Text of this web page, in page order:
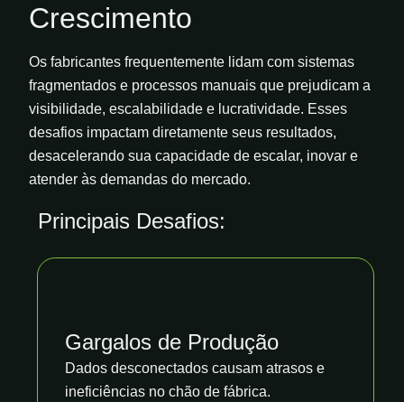
Crescimento
Os fabricantes frequentemente lidam com sistemas
fragmentados e processos manuais que prejudicam a
visibilidade, escalabilidade e lucratividade. Esses
desafios impactam diretamente seus resultados,
desacelerando sua capacidade de escalar, inovar e
atender às demandas do mercado.
Principais Desafios:
Gargalos de Produção
Dados desconectados causam atrasos e
ineficiências no chão de fábrica.